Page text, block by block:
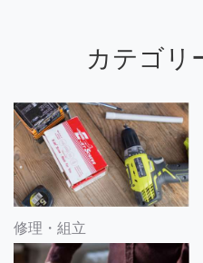
カテゴリ
修理・組立